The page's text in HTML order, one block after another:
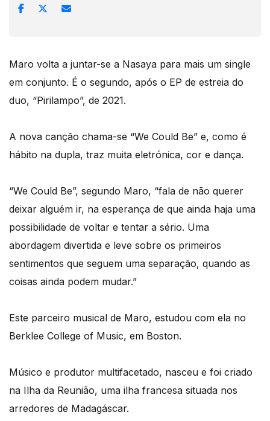
Maro volta a juntar-se a Nasaya para mais um single
em conjunto. É o segundo, após o EP de estreia do
duo, “Pirilampo”, de 2021.
A nova canção chama-se “We Could Be” e, como é
hábito na dupla, traz muita eletrónica, cor e dança.
“We Could Be”, segundo Maro, “fala de não querer
deixar alguém ir, na esperança de que ainda haja uma
possibilidade de voltar e tentar a sério. Uma
abordagem divertida e leve sobre os primeiros
sentimentos que seguem uma separação, quando as
coisas ainda podem mudar.”
Este parceiro musical de Maro, estudou com ela no
Berklee College of Music, em Boston.
Músico e produtor multifacetado, nasceu e foi criado
na Ilha da Reunião, uma ilha francesa situada nos
arredores de Madagáscar.